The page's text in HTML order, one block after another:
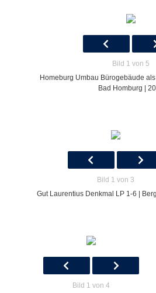
Bild 1 von 5
Homeburg Umbau Bürogebäude
Bad Homburg |
Bild 1 von 3
Gut Laurentius Denkmal LP 1-6 |
Bild 1 von 4